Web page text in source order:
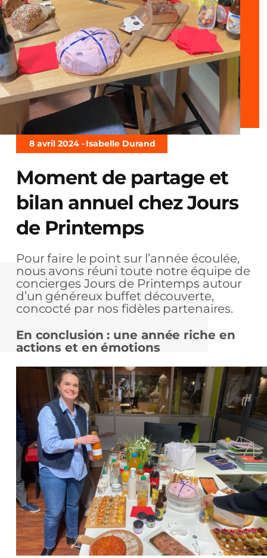
8 avril 2024 -Isabelle Durand
Moment de partage et
bilan annuel chez Jours
de Printemps
Pour faire le point sur l’année écoulée,
nous avons réuni toute notre équipe de
concierges Jours de Printemps autour
d’un généreux buffet découverte,
concocté par nos fidèles partenaires.
En conclusion : une année riche en
actions et en émotions